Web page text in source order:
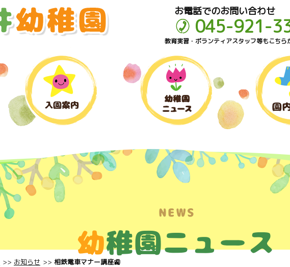
お電話でのお問い合わせ
045-921-
教育実習・ボランティアスタッフ等もこちら
NEWS
幼稚園ニュース
お知らせ 相鉄電車マナー講座🚉